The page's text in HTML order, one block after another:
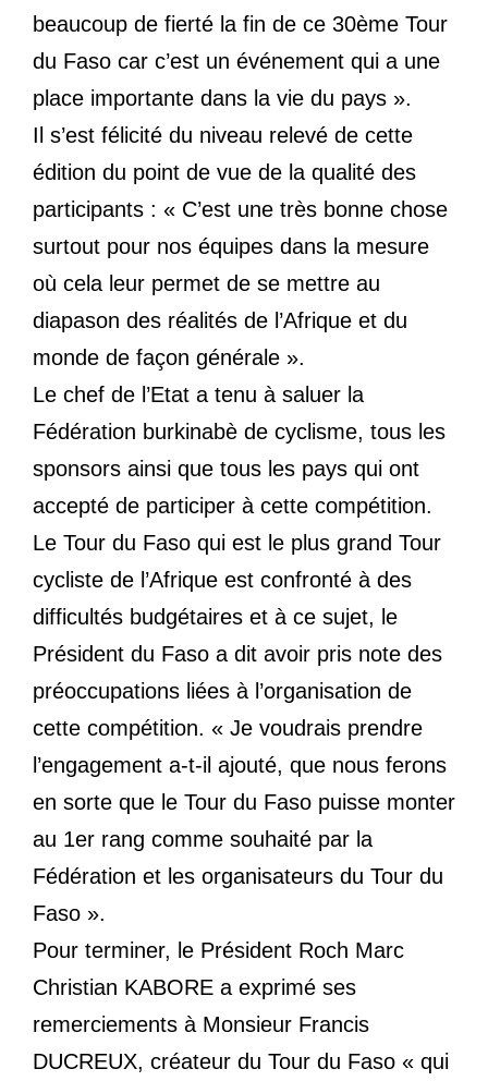
beaucoup de fierté la fin de ce 30ème Tour
du Faso car c’est un événement qui a une
place importante dans la vie du pays ».
Il s’est félicité du niveau relevé de cette
édition du point de vue de la qualité des
participants : « C’est une très bonne chose
surtout pour nos équipes dans la mesure
où cela leur permet de se mettre au
diapason des réalités de l’Afrique et du
monde de façon générale ».
Le chef de l’Etat a tenu à saluer la
Fédération burkinabè de cyclisme, tous les
sponsors ainsi que tous les pays qui ont
accepté de participer à cette compétition.
Le Tour du Faso qui est le plus grand Tour
cycliste de l’Afrique est confronté à des
difficultés budgétaires et à ce sujet, le
Président du Faso a dit avoir pris note des
préoccupations liées à l’organisation de
cette compétition. « Je voudrais prendre
l’engagement a-t-il ajouté, que nous ferons
en sorte que le Tour du Faso puisse monter
au 1er rang comme souhaité par la
Fédération et les organisateurs du Tour du
Faso ».
Pour terminer, le Président Roch Marc
Christian KABORE a exprimé ses
remerciements à Monsieur Francis
DUCREUX, créateur du Tour du Faso « qui